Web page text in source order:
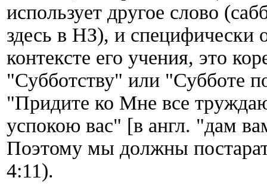
использует другое слово
здесь в НЗ), и специфически
контексте его учения, это
"Субботству" или "Субботе
"Придите ко Мне все
успокою вас" [в англ. "дам
Поэтому мы должны
4:11).